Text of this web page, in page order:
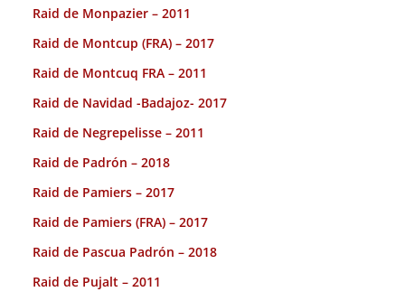
Raid de Monpazier – 2011
Raid de Montcup (FRA) – 2017
Raid de Montcuq FRA – 2011
Raid de Navidad -Badajoz- 2017
Raid de Negrepelisse – 2011
Raid de Padrón – 2018
Raid de Pamiers – 2017
Raid de Pamiers (FRA) – 2017
Raid de Pascua Padrón – 2018
Raid de Pujalt – 2011